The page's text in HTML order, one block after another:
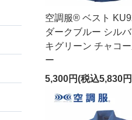
空調服® ベスト
ダークブルー シル
キグリーン チャコ
ー
5,300円(税込5,830